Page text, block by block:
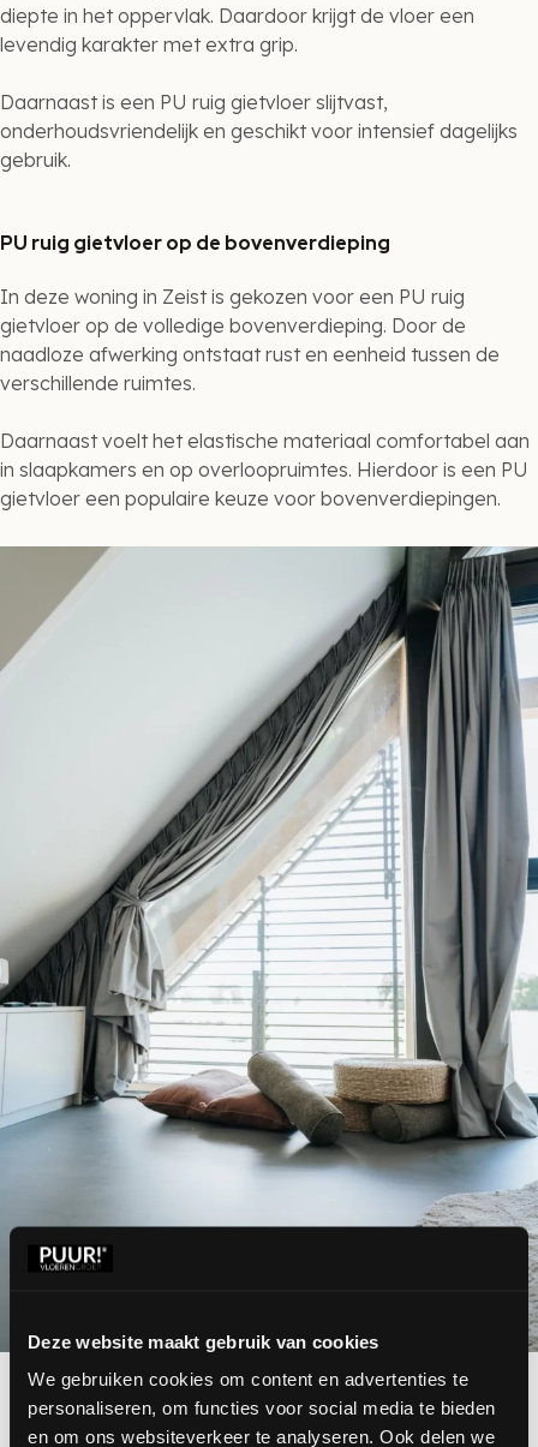
Deze website maakt gebruik van cookies
We gebruiken cookies om content en advertenties te
personaliseren, om functies voor social media te bieden
en om ons websiteverkeer te analyseren. Ook delen we
diepte in het oppervlak. Daardoor krijgt de vloer een
levendig karakter met extra grip.
Daarnaast is een PU ruig gietvloer slijtvast,
onderhoudsvriendelijk en geschikt voor intensief dagelijks
gebruik.
PU ruig gietvloer op de bovenverdieping
In deze woning in Zeist is gekozen voor een PU ruig
gietvloer op de volledige bovenverdieping. Door de
naadloze afwerking ontstaat rust en eenheid tussen de
verschillende ruimtes.
Daarnaast voelt het elastische materiaal comfortabel aan
in slaapkamers en op overloopruimtes. Hierdoor is een PU
gietvloer een populaire keuze voor bovenverdiepingen.
Comfortabel en praktisch